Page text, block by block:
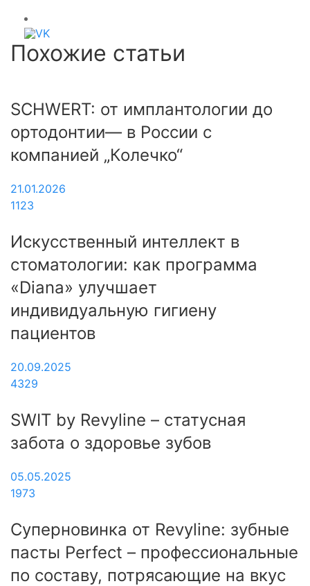
Похожие статьи
SCHWERT: от имплантологии до
ортодонтии— в России с
компанией „Колечко“
21.01.2026
1123
Искусственный интеллект в
стоматологии: как программа
«Diana» улучшает
индивидуальную гигиену
пациентов
20.09.2025
4329
SWIT by Revyline – статусная
забота о здоровье зубов
05.05.2025
1973
Суперновинка от Revyline: зубные
пасты Perfect – профессиональные
по составу, потрясающие на вкус